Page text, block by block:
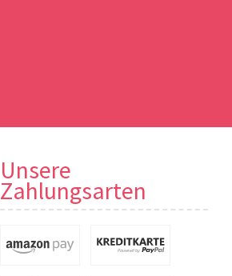
Unsere
Zahlungsarten